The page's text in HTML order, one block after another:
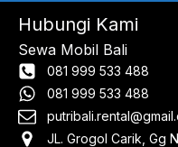
Hubungi Kami
Sewa Mobil Bali
081 999 533 488
081 999 533 488
JL. Grogol Carik, Gg